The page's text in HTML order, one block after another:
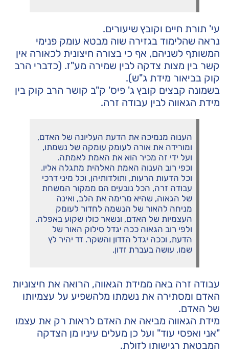
עי' תורת חיים וקובץ שיעורים.
נראה שהלימוד בגזירה שוה מבטא עומק פנימי
המשותף לשניהם, אף כי בצורה חיצונית לכאורה אין
קשר בין מצות צדקה לבין שמירה מע"ז. (כדברי הרב
קוק בביאור מידת ג"ש).
בשמונה קבצים קובץ ג' פיס' ק"ב קושר הרב קוק בין
מידת הגאווה לבין עבודה זרה.
הענוה מנמיכה את הדעת העליונה של האדם,
ומורידה את אורה לעומק עומקה של נשמתו,
ועל ידי זה מכיר הוא את האמת לאמתה.
וכפי רוב הענוה האמת האלהית מתגלה אליו.
וכל הדעות הרעות, ותולדותיהן, וכל מיני דרכי
עבודה זרה, הכל נובעים הם ממקור המשחת
של הגאוה, שהיא מרימה את הלב, ואינה
מניחה להאור של הנשמה לחדור לעומק
העצמיות של האדם, ונשאר כולו שקוע באפלה.
ולפי רוב הגאוה ככה יגדל סילוק האור של
הדעת, וככה יגדל הזדון והשקר. זד יהיר לץ
שמו, עושה בעברת זדון.
עבודה זרה באה ממידת הגאווה, הרואה את חיצוניות
האדם ומסתירה את נשמתו מלהשפיע על עצמיותו
של האדם.
מידת הגאווה מביאה את האדם לראות רק את עצמו
"אני ואפסי עוד" ועל כן מעלים עיניו מן הצדקה
המבטאת רגישותו לזולת.